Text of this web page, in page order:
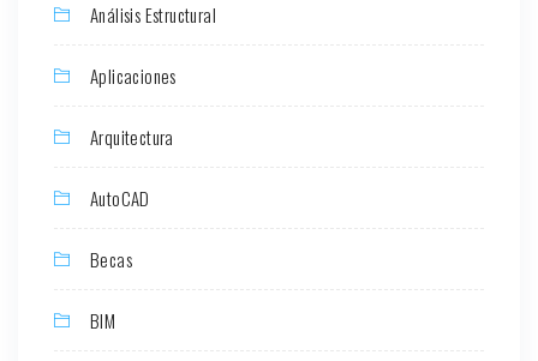
Análisis Estructural
Aplicaciones
Arquitectura
AutoCAD
Becas
BIM